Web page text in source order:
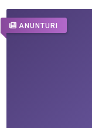
ANUNTURI